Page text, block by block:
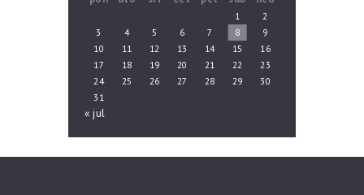
1
2
3
4 5 6 7 8
9
10
11 12 13 14 15
16
17
18 19 20 21 22
23
24
25 26 27 28 29
30
31
« jul